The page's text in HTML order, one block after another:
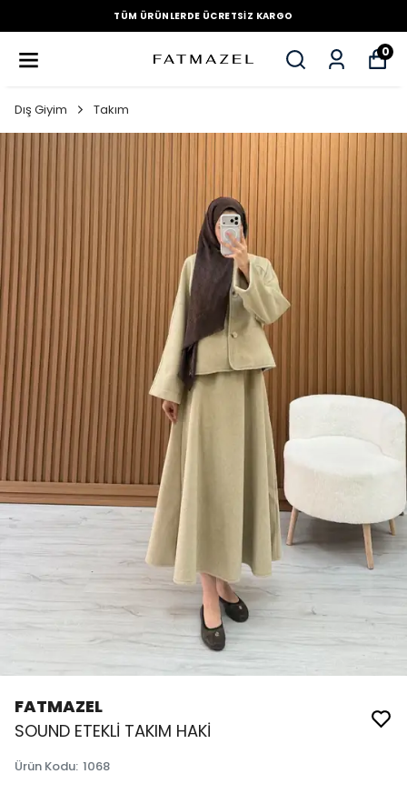
TÜM ÜRÜNLERDE ÜCRETSIZ KARGO
0
Dış Giyim Takım
FATMAZEL
SOUND ETEKLİ TAKIM HAKİ
Ürün Kodu: 1068